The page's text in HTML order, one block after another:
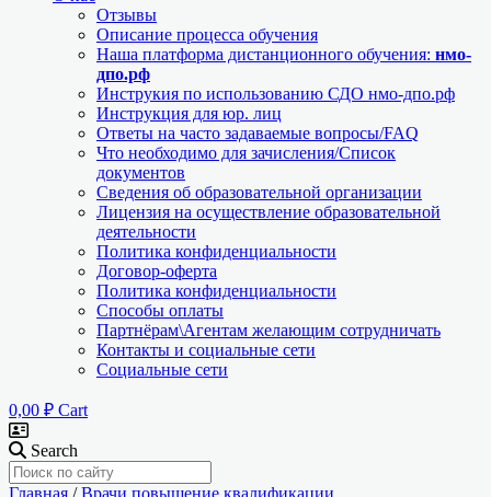
Отзывы
Описание процесса обучения
Наша платформа дистанционного обучения: нмо-
дпо.рф
Инструкия по использованию СДО нмо-дпо.рф
Инструкция для юр. лиц
Ответы на часто задаваемые вопросы/FAQ
Что необходимо для зачисления/Список
документов
Сведения об образовательной организации
Лицензия на осуществление образовательной
деятельности
Политика конфиденциальности
Договор-оферта
Политика конфиденциальности
Способы оплаты
Партнёрам\Агентам желающим сотрудничать
Контакты и социальные сети
Социальные сети
0,00 ₽ Cart
Search
Главная /Врачи повышение квалификации